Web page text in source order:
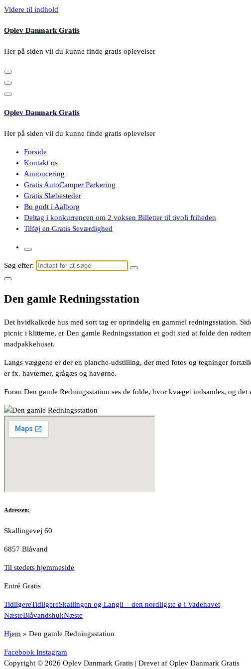
Videre til indhold
Oplev Danmark Gratis
Her på siden vil du kunne finde gratis oplevelser
Oplev Danmark Gratis
Her på siden vil du kunne finde gratis oplevelser
Forside
Kontakt os
Annoncering
Gratis AutoCamper Parkering
Gratis Slæbesteder
Bo godt i Aalborg
Deltag i konkurrencen om 2 voksen Billetter til tivoli friheden
Tilføj en Gratis Seværdighed
Søg efter:
Den gamle Redningsstation
Det hvidkalkede hus med sort tag er oprindelig en gammel redningsstation.
picnic i klitterne, er Den gamle Redningsstation et godt sted at folde den
madpakkehuset.
Langs væggene er der en planche-udstilling, der med fotos og tegninger
er fx. havterner, grågæs og havørne.
Foran Den gamle Redningsstation ses de folde, hvor kvæget indsamles, og
Adressen:
Skallingevej 60
6857 Blåvand
Til stedets hjemmeside
Entré Gratis
TidligereTidligereSkallingen og Langli – den nordligste ø i Vadehavet
NæsteBlåvandshukNæste
Hjem » Den gamle Redningsstation
Facebook Instagram
Copyright © 2026 Oplev Danmark Gratis | Drevet af Oplev Danmark Gratis